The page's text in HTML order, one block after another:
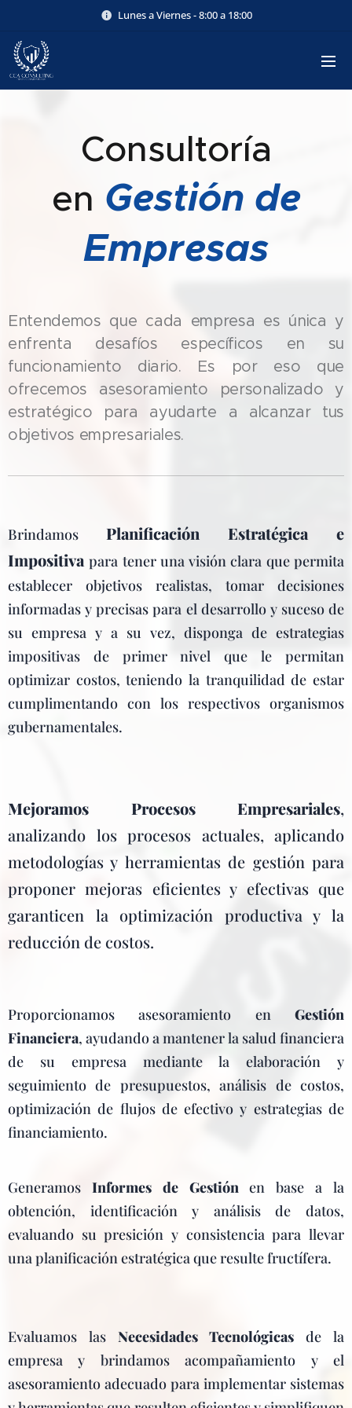
Lunes a Viernes - 8:00 a 18:00
Consultoría
en Gestión de
Empresas
Entendemos que cada empresa es única y
enfrenta desafíos específicos en su
funcionamiento diario. Es por eso que
ofrecemos asesoramiento personalizado y
estratégico para ayudarte a alcanzar tus
objetivos empresariales.
Brindamos Planificación Estratégica e
Impositivapara tener una visión clara que permita
establecer objetivos realistas, tomar decisiones
informadas y precisas para el desarrollo y suceso de
su empresa y a su vez, disponga de estrategias
impositivas de primer nivel que le permitan
optimizar costos, teniendo la tranquilidad de estar
cumplimentando con los respectivos organismos
gubernamentales.
Mejoramos Procesos Empresariales,
analizando los procesos actuales, aplicando
metodologías y herramientas de gestión para
proponer mejoras eficientes y efectivas que
garanticen la optimización productiva y la
reducción de costos.
Proporcionamos asesoramiento en Gestión
Financiera, ayudando a mantener la salud financiera
de su empresa mediante la elaboración y
seguimiento de presupuestos, análisis de costos,
optimización de flujos de efectivo y estrategias de
financiamiento.
Generamos Informes de Gestiónen base a la
obtención, identificación y análisis de datos,
evaluando su presición y consistencia para llevar
una planificación estratégica que resulte fructífera.
Evaluamos las Necesidades Tecnológicas de la
empresa y brindamos acompañamiento y el
asesoramiento adecuado para implementar sistemas